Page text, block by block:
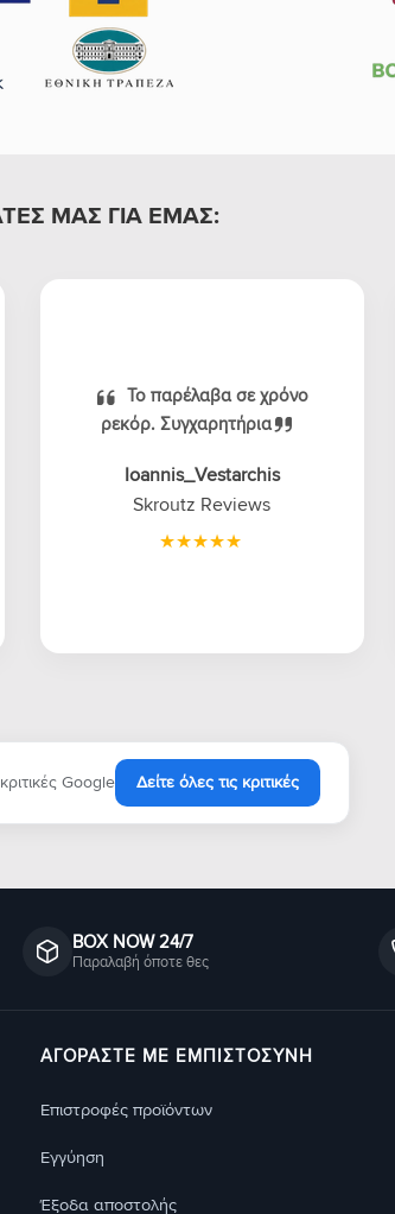
BOX NOW 24/7
Παραλαβή όποτε θες
ΜΑΣ ΓΙΑ ΕΜΑΣ:
Το παρέλαβα σε χρόνο
ρεκόρ. Συγχαρητήρια
Ioannis_Vestarchis
Skroutz Reviews
Google Δείτε όλες τις κριτικές
ΑΓΟΡΑΣΤΕ ΜΕ ΕΜΠΙΣΤΟΣΥΝΗ
Eπιστροφές προϊόντων
Eγγύηση
Έξοδα αποστολής